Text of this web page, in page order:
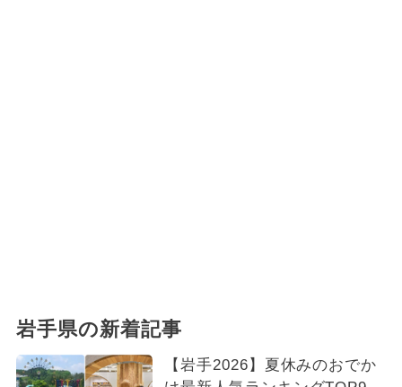
岩手県の新着記事
【岩手2026】夏休みのおでか